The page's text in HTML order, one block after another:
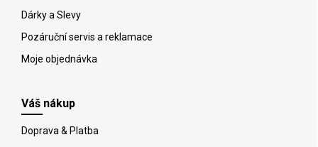
Dárky a Slevy
Pozáruční servis a reklamace
Moje objednávka
Váš nákup
Doprava & Platba